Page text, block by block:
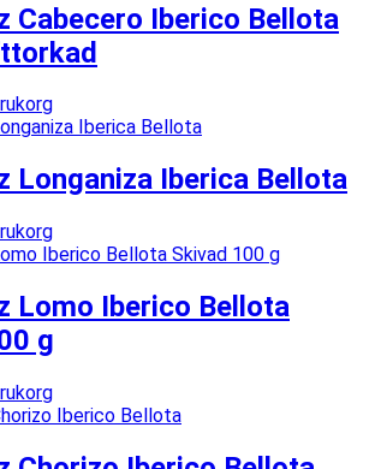
Cabecero Iberico Bellota
Longaniza Iberica Bellota
Lomo Iberico Bellota
g